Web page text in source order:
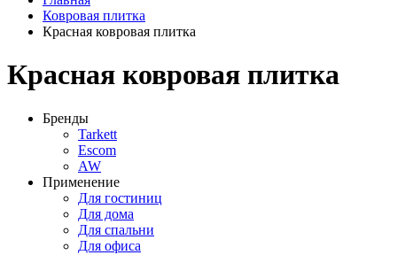
Ковровая плитка
Красная ковровая плитка
Красная ковровая плитка
Бренды
Tarkett
Escom
AW
Применение
Для гостиниц
Для дома
Для спальни
Для офиса